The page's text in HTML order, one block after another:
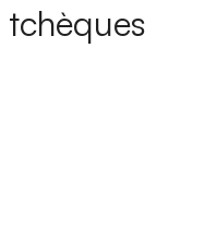
tchèques